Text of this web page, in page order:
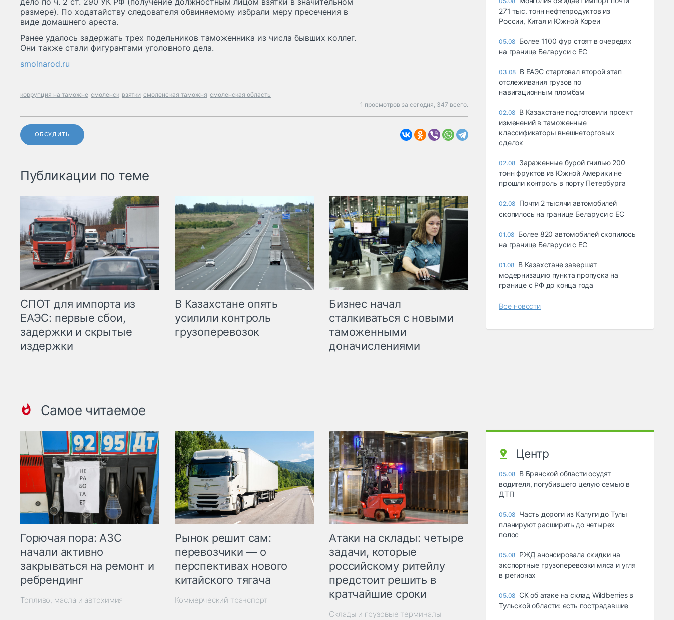
размере). По ходатайству следователя обвиняемому избрали меру пресечения в
виде домашнего ареста.
Ранее удалось задержать трех подельников таможенника из числа бывших коллег.
Они также стали фигурантами уголовного дела.
smolnarod.ru
коррупция на таможне смоленск взятки смоленская таможня смоленская область
1 просмотров за сегодня, 347 всего.
ОБСУДИТЬ
Публикации по теме
СПОТ для импорта из
ЕАЭС: первые сбои,
задержки и скрытые
издержки
В Казахстане опять
усилили контроль
грузоперевозок
Бизнес начал
сталкиваться с новыми
таможенными
доначислениями
Самое читаемое
Горючая пора: АЗС
начали активно
закрываться на ремонт и
ребрендинг
Топливо, масла и автохимия
Рынок решит сам:
перевозчики — о
перспективах нового
китайского тягача
Коммерческий транспорт
Атаки на склады: четыре
задачи, которые
российскому ритейлу
предстоит решить в
кратчайшие сроки
Склады и грузовые терминалы
271 тыс. тонн нефтепродуктов из
России, Китая и Южной Кореи
05.08 Более 1100 фур стоят в очередях
на границе Беларуси с ЕС
03.08 В ЕАЭС стартовал второй этап
отслеживания грузов по
навигационным пломбам
02.08 В Казахстане подготовили проект
изменений в таможенные
классификаторы внешнеторговых
сделок
02.08 Зараженные бурой гнилью 200
тонн фруктов из Южной Америки не
прошли контроль в порту Петербурга
02.08 Почти 2 тысячи автомобилей
скопилось на границе Беларуси с ЕС
01.08 Более 820 автомобилей скопилось
на границе Беларуси с ЕС
01.08 В Казахстане завершат
модернизацию пункта пропуска на
границе с РФ до конца года
Все новости
Центр
05.08 В Брянской области осудят
водителя, погубившего целую семью в
ДТП
05.08 Часть дороги из Калуги до Тулы
планируют расширить до четырех
полос
05.08 РЖД анонсировала скидки на
экспортные грузоперевозки мяса и угля
в регионах
05.08 СК об атаке на склад Wildberries в
Тульской области: есть пострадавшие